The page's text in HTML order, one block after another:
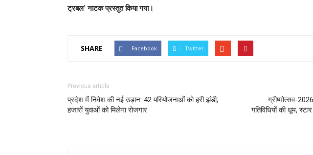
ट्रबल’ नाटक प्रस्तुत किया गया।
SHARE Facebook Twitter
Previous article
प्रदेश में निवेश की नई उड़ान: 42 परियोजनाओं को हरी झंडी,
हजारों युवाओं को मिलेगा रोजगार
ग्रीष्मोत्सव-
गतिविधियों की धूम,